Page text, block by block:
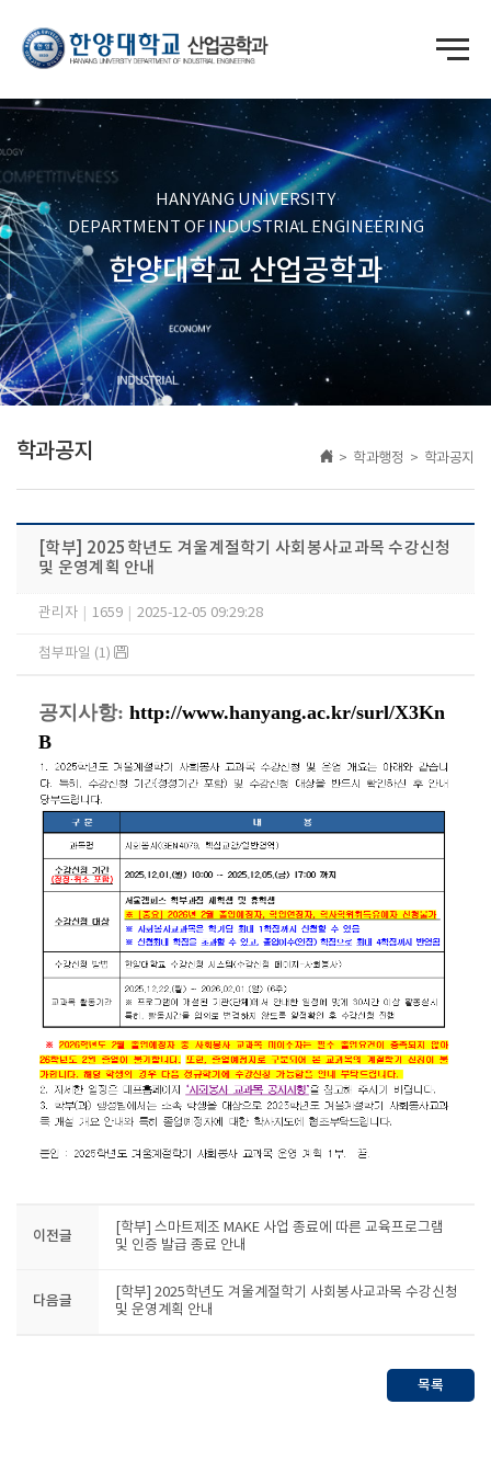
HANYANG UNIVERSITY
DEPARTMENT OF INDUSTRIAL ENGINEERING
한양대학교 산업공학과
학과공지 > 학과행정 > 학과공지
[학부] 2025학년도 겨울계절학기 사회봉사교과목 수강신청
및 운영계획 안내
관리자 1659 2025-12-05 09:29:28
첨부파일 (1)
공지사항: http://www.hanyang.ac.kr/surl/X3Kn
B
이전글
[학부] 스마트제조 MAKE 사업 종료에 따른 교육프로그램
및 인증 발급 종료 안내
다음글
[학부] 2025학년도 겨울계절학기 사회봉사교과목 수강신청
및 운영계획 안내
목록